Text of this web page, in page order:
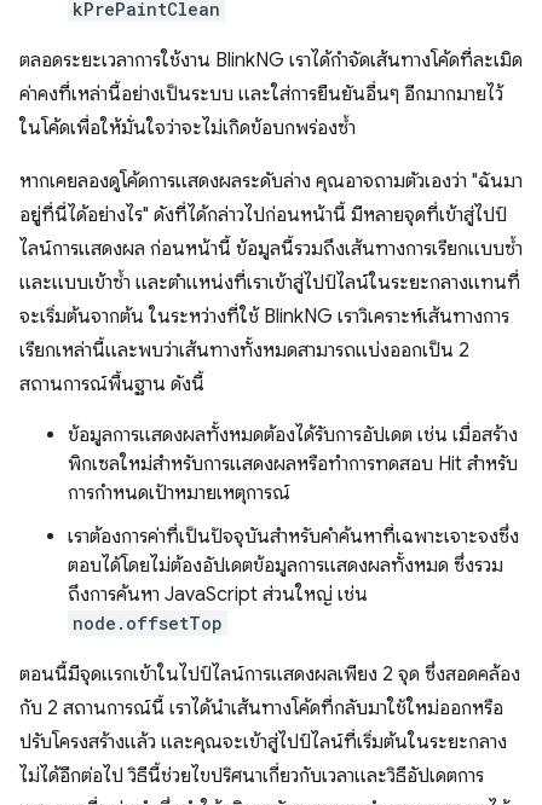
kPrePaintClean
ตลอดระยะเวลาการใช้งาน BlinkNG เราได้กำจัดเส้นทางโค้ดที่ละเมิด
ค่าคงที่เหล่านี้อย่างเป็นระบบ และใส่การยืนยันอื่นๆ อีกมากมายไว้
ในโค้ดเพื่อให้มั่นใจว่าจะไม่เกิดข้อบกพร่องซ้ำ
หากเคยลองดูโค้ดการแสดงผลระดับล่าง คุณอาจถามตัวเองว่า "ฉันมา
อยู่ที่นี่ได้อย่างไร" ดังที่ได้กล่าวไปก่อนหน้านี้ มีหลายจุดที่เข้าสู่ไปป์
ไลน์การแสดงผล ก่อนหน้านี้ ข้อมูลนี้รวมถึงเส้นทางการเรียกแบบซ้ำ
และแบบเข้าซ้ำ และตำแหน่งที่เราเข้าสู่ไปป์ไลน์ในระยะกลางแทนที่
จะเริ่มต้นจากต้น ในระหว่างที่ใช้ BlinkNG เราวิเคราะห์เส้นทางการ
เรียกเหล่านี้และพบว่าเส้นทางทั้งหมดสามารถแบ่งออกเป็น 2
สถานการณ์พื้นฐาน ดังนี้
ข้อมูลการแสดงผลทั้งหมดต้องได้รับการอัปเดต เช่น เมื่อสร้าง
พิกเซลใหม่สําหรับการแสดงผลหรือทำการทดสอบ Hit สำหรับ
การกำหนดเป้าหมายเหตุการณ์
เราต้องการค่าที่เป็นปัจจุบันสำหรับคำค้นหาที่เฉพาะเจาะจงซึ่ง
ตอบได้โดยไม่ต้องอัปเดตข้อมูลการแสดงผลทั้งหมด ซึ่งรวม
ถึงการค้นหา JavaScript ส่วนใหญ่ เช่น
node.offsetTop
ตอนนี้มีจุดแรกเข้าในไปป์ไลน์การแสดงผลเพียง 2 จุด ซึ่งสอดคล้อง
กับ 2 สถานการณ์นี้ เราได้นําเส้นทางโค้ดที่กลับมาใช้ใหม่ออกหรือ
ปรับโครงสร้างแล้ว และคุณจะเข้าสู่ไปป์ไลน์ที่เริ่มต้นในระยะกลาง
ไม่ได้อีกต่อไป วิธีนี้ช่วยไขปริศนาเกี่ยวกับเวลาและวิธีอัปเดตการ